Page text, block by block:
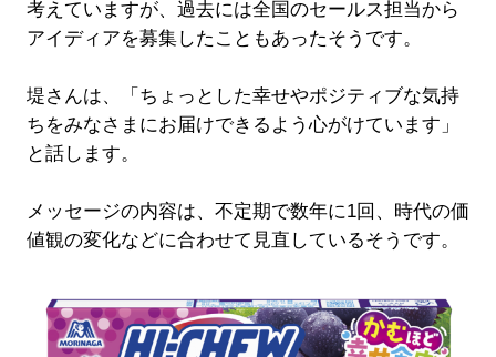
考えていますが、過去には全国のセールス担当から
アイディアを募集したこともあったそうです。
堤さんは、「ちょっとした幸せやポジティブな気持
ちをみなさまにお届けできるよう心がけています」
と話します。
メッセージの内容は、不定期で数年に1回、時代の価
値観の変化などに合わせて見直しているそうです。